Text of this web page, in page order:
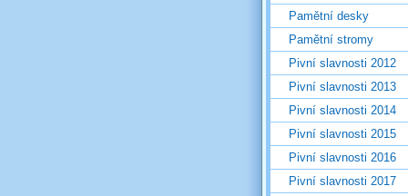
Pamětní desky
Pamětní stromy
Pivní slavnosti 2012
Pivní slavnosti 2013
Pivní slavnosti 2014
Pivní slavnosti 2015
Pivní slavnosti 2016
Pivní slavnosti 2017